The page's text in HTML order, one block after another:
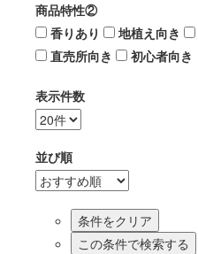
商品特性②
香りあり
地植え向き
直売所向き
初心者向き
表示件数
並び順
この条件で検索する